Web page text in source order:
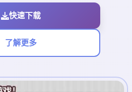
快速下载
了解更多